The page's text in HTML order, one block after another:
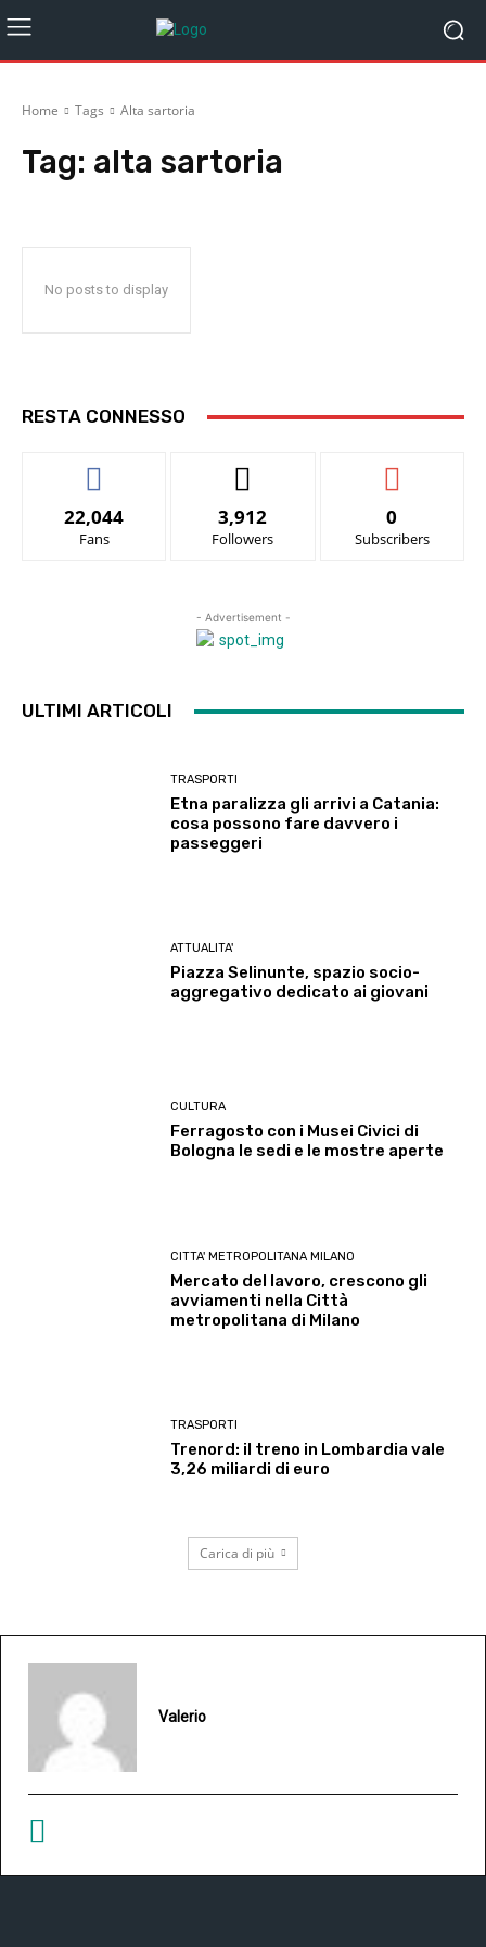
Home Tags Alta sartoria
Tag: alta sartoria
No posts to display
RESTA CONNESSO
22,044
Fans
3,912
Followers
0
Subscribers
- Advertisement -
ULTIMI ARTICOLI
TRASPORTI
Etna paralizza gli arrivi a Catania:
cosa possono fare davvero i
passeggeri
ATTUALITA'
Piazza Selinunte, spazio socio-
aggregativo dedicato ai giovani
CULTURA
Ferragosto con i Musei Civici di
Bologna le sedi e le mostre aperte
CITTA' METROPOLITANA MILANO
Mercato del lavoro, crescono gli
avviamenti nella Città
metropolitana di Milano
TRASPORTI
Trenord: il treno in Lombardia vale
3,26 miliardi di euro
Carica di più
Valerio